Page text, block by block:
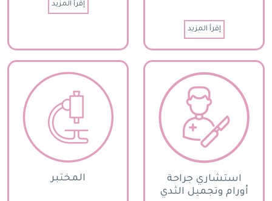
إقرأ المزيد
إقرأ المزيد
استشاري جراحة
أورام وتجميل الثدي
المختبر